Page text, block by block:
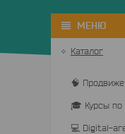
Каталог
🧠
🎓 Курсы по
💻 Digital-